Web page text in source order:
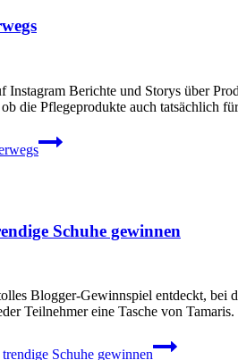
Berichte und Storys über
die Pflegeprodukte auch
Schuhe gewinnen
Blogger-Gewinnspiel entdeckt, bei
Teilnehmer eine Tasche von Tamaris.
Schuhe gewinnen